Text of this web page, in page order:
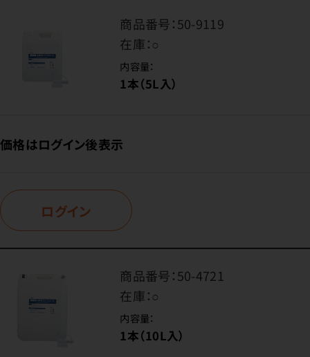
商品番号：50-9119
在庫：○
内容量：
1本（5L入）
価格はログイン後表示
ログイン
商品番号：50-4721
在庫：○
内容量：
1本（10L入）